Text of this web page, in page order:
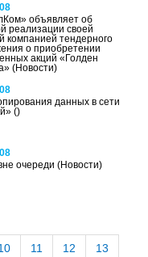
объявляет об
реализации своей
компанией тендерного
о приобретении
акций «Голден
(Новости)
данных в сети
()
очереди(Новости)
11 12 13